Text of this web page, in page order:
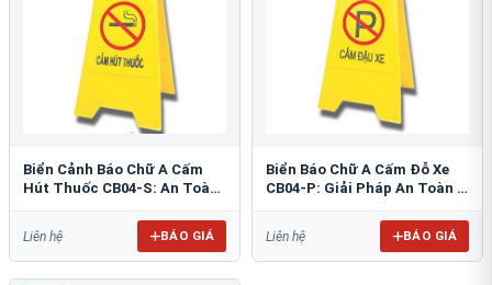
Biển Cảnh Báo Chữ A Cấm
Hút Thuốc CB04-S: An Toàn
Liên hệ BÁO GIÁ
Biển Báo Chữ A Cấm Đỗ Xe
CB04-P: Giải Pháp An Toàn &
Liên hệ BÁO GIÁ